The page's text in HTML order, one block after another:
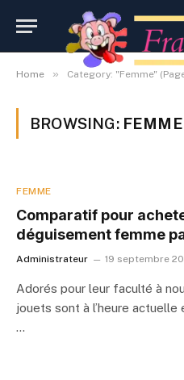
Home » Category: "Femme"
BROWSING: FEMME
FEMME
Comparatif pour
déguisement femme
Administrateur 19 septembre
Adorés pour leur faculté à
jouets sont à l’heure actuelle
…